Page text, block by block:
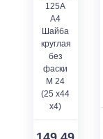
125A
A4
Шайба
круглая
без
фаски
M 24
(25 x44
x4)